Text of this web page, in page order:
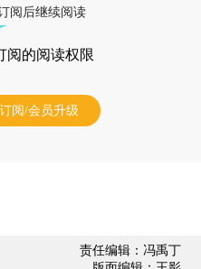
阅后继续阅读
阅的阅读权限
订阅/会员升级
责任编辑：冯禹丁